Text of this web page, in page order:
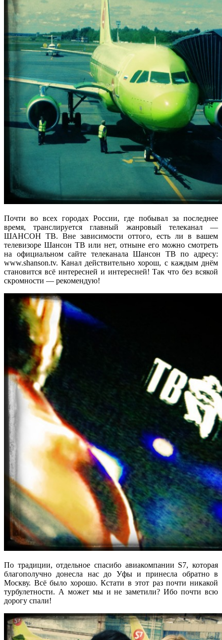
Почти во всех городах России, где побывал за последнее
время, транслируется главный жанровый телеканал —
ШАНСОН ТВ. Вне зависимости оттого, есть ли в вашем
телевизоре Шансон ТВ или нет, отныне его можно смотреть
на официальном сайте телеканала Шансон ТВ по адресу:
www.shanson.tv. Канал действительно хорош, с каждым днём
становится всё интересней и интересней! Так что без всякой
скромности — рекомендую!
По традиции, отдельное спасибо авиакомпании S7, которая
благополучно донесла нас до Уфы и принесла обратно в
Москву. Всё было хорошо. Кстати в этот раз почти никакой
турбулетности. А может мы и не заметили? Ибо почти всю
дорогу спали!